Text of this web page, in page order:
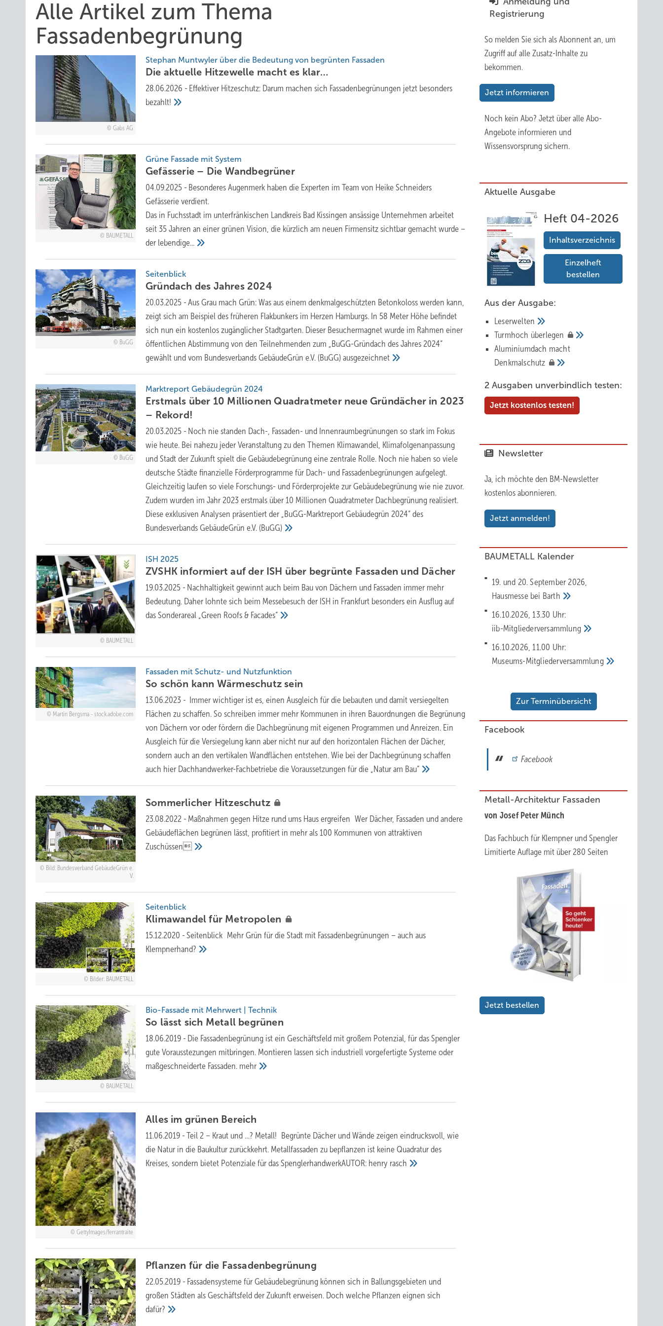
Alle Artikel zum Thema
Fassadenbegrünung
Gabs AG
Stephan Muntwyler über die Bedeutung von begrünten Fassaden
Die aktuelle Hitzewelle macht es klar…
28.06.2026 - Effektiver Hitzeschutz: Darum machen sich Fassadenbegrünungen jetzt besonders
bezahlt!
BAUMETALL
Grüne Fassade mit System
Gefässerie – Die Wandbegrüner
04.09.2025 - Besonderes Augenmerk haben die Experten im Team von Heike Schneiders
Gefässerie verdient.
Das in Fuchsstadt im unterfränkischen Landkreis Bad Kissingen ansässige Unternehmen arbeitet
seit 35 Jahren an einer grünen Vision, die kürzlich am neuen Firmensitz sichtbar gemacht wurde –
der lebendige...
BuGG
Seitenblick
Gründach des Jahres 2024
20.03.2025 - Aus Grau mach Grün: Was aus einem denkmalgeschützten Betonkoloss werden kann,
zeigt sich am Beispiel des früheren Flakbunkers im Herzen Hamburgs. In 58 Meter Höhe befindet
sich nun ein kostenlos zugänglicher Stadtgarten. Dieser Besuchermagnet wurde im Rahmen einer
öffentlichen Abstimmung von den Teilnehmenden zum „BuGG-Gründach des Jahres 2024“
gewählt und vom Bundesverbands GebäudeGrün e.V. (BuGG)ausgezeichnet
BuGG
Marktreport Gebäudegrün 2024
Erstmals über 10 Millionen Quadratmeter neue Gründächer in 2023
– Rekord!
20.03.2025 - Noch nie standen Dach-, Fassaden- und Innenraumbegrünungen so stark im Fokus
wie heute. Bei nahezu jeder Veranstaltung zu den Themen Klimawandel, Klimafolgenanpassung
und Stadt der Zukunft spielt die Gebäudebegrünung eine zentrale Rolle. Noch nie haben so viele
deutsche Städte finanzielle Förderprogramme für Dach- und Fassadenbegrünungen aufgelegt.
Gleichzeitig laufen so viele Forschungs- und Förderprojekte zur Gebäudebegrünung wie nie zuvor.
Zudem wurden im Jahr 2023 erstmals über 10 Millionen Quadratmeter Dachbegrünung realisiert.
Diese exklusiven Analysen präsentiert der „BuGG-Marktreport Gebäudegrün 2024“ des
Bundesverbands GebäudeGrün e.V.(BuGG)
BAUMETALL
ISH 2025
ZVSHK informiert auf der ISH über begrünte Fassaden und Dächer
19.03.2025 - Nachhaltigkeit gewinnt auch beim Bau von Dächern und Fassaden immer mehr
Bedeutung. Daher lohnte sich beim Messebesuch der ISH in Frankfurt besonders ein Ausflug auf
das Sonderareal „Green Roofs & Facades“
Martin Bergsma - stock.adobe.com
Fassaden mit Schutz- und Nutzfunktion
So schön kann Wärmeschutzsein
13.06.2023 - Immer wichtiger ist es, einen Ausgleich für die bebauten und damit versiegelten
Flächen zu schaffen. So schreiben immer mehr Kommunen in ihren Bauordnungen die Begrünung
von Dächern vor oder fördern die Dachbegrünung mit eigenen Programmen und Anreizen. Ein
Ausgleich für die Versiegelung kann aber nicht nur auf den horizontalen Flächen der Dächer,
sondern auch an den vertikalen Wandflächen entstehen. Wie bei der Dachbegrünung schaffen
auch hier Dachhandwerker-Fachbetriebe die Voraussetzungen für die „Natur am Bau“
Bild: Bundesverband GebäudeGrün e.
V.
Sommerlicher Hitzeschutz
23.08.2022 - Maßnahmen gegen Hitze rund ums Haus ergreifen Wer Dächer, Fassaden und andere
Gebäudeflächen begrünen lässt, profitiert in mehr als 100 Kommunen von attraktiven
Zuschüssen
Bilder: BAUMETALL
Seitenblick
Klimawandel für Metropolen
15.12.2020 - Seitenblick Mehr Grün für die Stadt mit Fassadenbegrünungen – auch aus
Klempnerhand?
BAUMETALL
Bio-Fassade mit Mehrwert | Technik
So lässt sich Metall begrünen
18.06.2019 - Die Fassadenbegrünung ist ein Geschäftsfeld mit großem Potenzial, für das Spengler
gute Vorausstezungen mitbringen. Montieren lassen sich industriell vorgefertigte Systeme oder
maßgeschneiderte Fassaden. mehr
GettyImages/ferrantraite
Alles im grünen Bereich
11.06.2019 - Teil 2 – Kraut und …? Metall! Begrünte Dächer und Wände zeigen eindrucksvoll, wie
die Natur in die Baukultur zurückkehrt. Metallfassaden zu bepflanzen ist keine Quadratur des
Kreises, sondern bietet Potenziale für das SpenglerhandwerkAUTOR: henry rasch
Pflanzen für die Fassadenbegrünung
22.05.2019 - Fassadensysteme für Gebäudebegrünung können sich in Ballungsgebieten und
großen Städten als Geschäftsfeld der Zukunft erweisen. Doch welche Pflanzen eignen sich
dafür?
Registrierung
So melden Sie sich als Abonnent an, um
Zugriff auf alle Zusatz-Inhalte zu
bekommen.
Jetzt informieren
Noch kein Abo? Jetzt über alle Abo-
Angebote informieren und
Wissensvorsprung sichern.
Aktuelle Ausgabe
Heft 04-2026
Inhaltsverzeichnis
Einzelheft
bestellen
Aus der Ausgabe:
Leserwelten
Tur mhoch überlegen
Aluminiumdach macht
Denkmalschutz
2 Ausgaben unverbindlich testen:
Jetzt kostenlos testen!
Newsletter
Ja, ich möchte den BM-Newsletter
kostenlos abonnieren.
Jetzt anmelden!
BAUMETALL Kalender
19. und 20. September 2026,
Hausmesse bei Barth
16.10.2026, 13.30 Uhr:
iib-Mitgliederversammlung
16.10.2026, 11.00 Uhr:
Museums-Mitgliederversammlung
Zur Terminübersicht
Facebook
Facebook
Metall-Architektur Fassaden
von Josef Peter Münch
Das Fachbuch für Klempner und Spengler
Limitierte Auflage mit über 280 Seiten
Jetzt bestellen